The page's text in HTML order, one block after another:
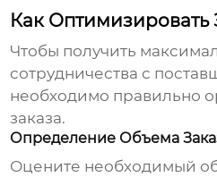
Как Оптимизировать
Чтобы получить
сотрудничества с
необходимо правильно
заказа.
Определение Объема
Оцените необходимый